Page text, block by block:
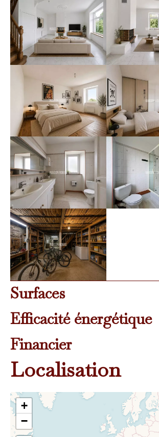
Surfaces
Efficacité énergétique
Financier
Localisation
+
−